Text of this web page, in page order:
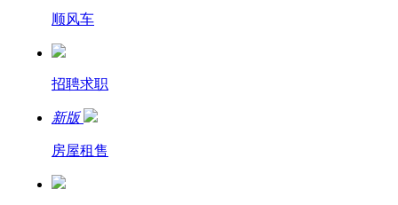
顺风车
招聘求职
新版
房屋租售